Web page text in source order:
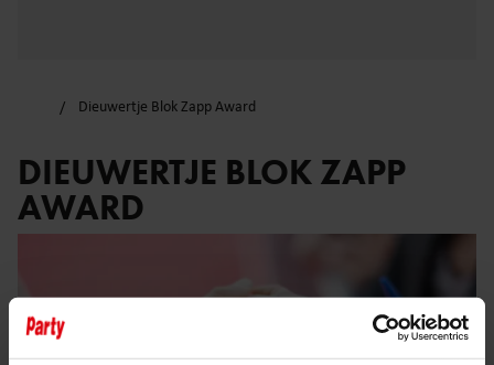
Dieuwertje Blok Zapp Award
DIEUWERTJE BLOK ZAPP
AWARD